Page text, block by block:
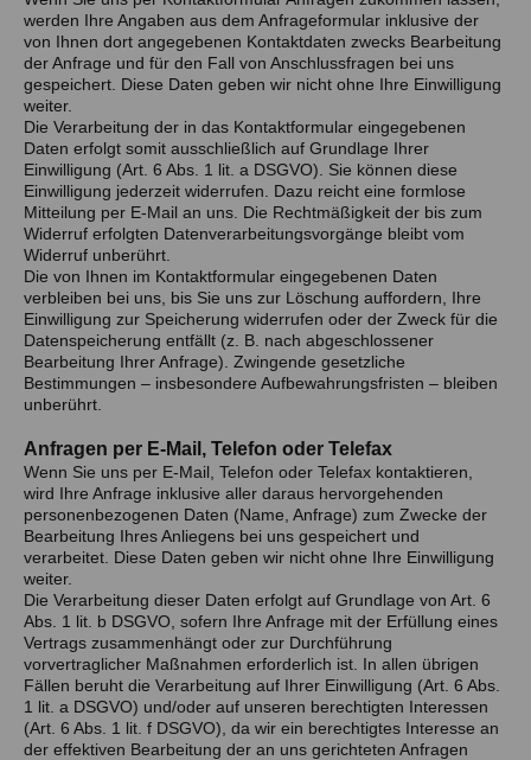
werden Ihre Angaben aus dem Anfrageformular inklusive der
von Ihnen dort angegebenen Kontaktdaten zwecks Bearbeitung
der Anfrage und für den Fall von Anschlussfragen bei uns
gespeichert. Diese Daten geben wir nicht ohne Ihre Einwilligung
weiter.
Die Verarbeitung der in das Kontaktformular eingegebenen
Daten erfolgt somit ausschließlich auf Grundlage Ihrer
Einwilligung (Art. 6 Abs. 1 lit. a DSGVO). Sie können diese
Einwilligung jederzeit widerrufen. Dazu reicht eine formlose
Mitteilung per E-Mail an uns. Die Rechtmäßigkeit der bis zum
Widerruf erfolgten Datenverarbeitungsvorgänge bleibt vom
Widerruf unberührt.
Die von Ihnen im Kontaktformular eingegebenen Daten
verbleiben bei uns, bis Sie uns zur Löschung auffordern, Ihre
Einwilligung zur Speicherung widerrufen oder der Zweck für die
Datenspeicherung entfällt (z. B. nach abgeschlossener
Bearbeitung Ihrer Anfrage). Zwingende gesetzliche
Bestimmungen – insbesondere Aufbewahrungsfristen – bleiben
unberührt.
Anfragen per E-Mail, Telefon oder Telefax
Wenn Sie uns per E-Mail, Telefon oder Telefax kontaktieren,
wird Ihre Anfrage inklusive aller daraus hervorgehenden
personenbezogenen Daten (Name, Anfrage) zum Zwecke der
Bearbeitung Ihres Anliegens bei uns gespeichert und
verarbeitet. Diese Daten geben wir nicht ohne Ihre Einwilligung
weiter.
Die Verarbeitung dieser Daten erfolgt auf Grundlage von Art. 6
Abs. 1 lit. b DSGVO, sofern Ihre Anfrage mit der Erfüllung eines
Vertrags zusammenhängt oder zur Durchführung
vorvertraglicher Maßnahmen erforderlich ist. In allen übrigen
Fällen beruht die Verarbeitung auf Ihrer Einwilligung (Art. 6 Abs.
1 lit. a DSGVO) und/oder auf unseren berechtigten Interessen
(Art. 6 Abs. 1 lit. f DSGVO), da wir ein berechtigtes Interesse an
der effektiven Bearbeitung der an uns gerichteten Anfragen